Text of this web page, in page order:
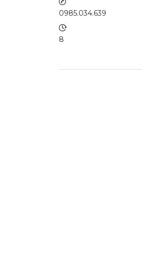
0985.034.639
8